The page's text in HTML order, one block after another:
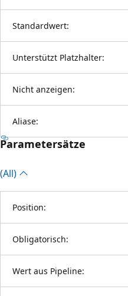
Standardwert:
Unterstützt Platzhalter:
Nicht anzeigen:
Aliase:
Parametersätze
(All)
Position:
Obligatorisch:
Wert aus Pipeline: